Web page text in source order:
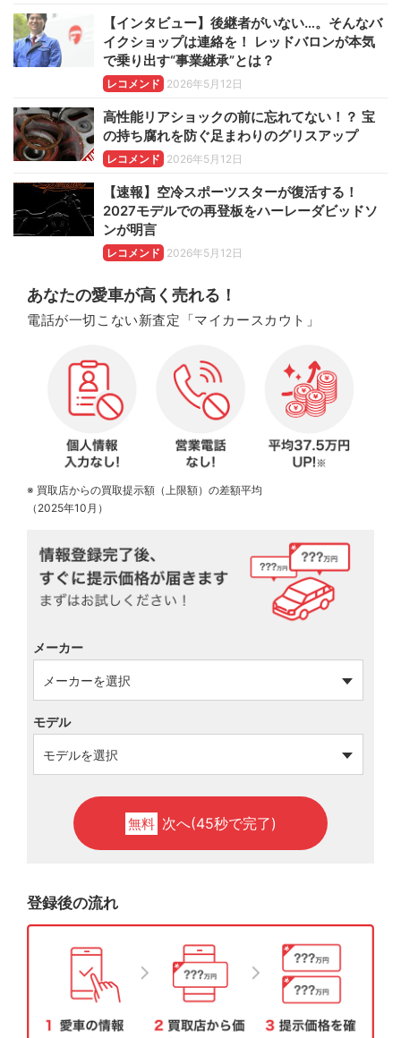
【インタビュー】後継者がいない…。そんなバ
イクショップは連絡を！ レッドバロンが本気
で乗り出す“事業継承”とは？
レコメンド 2026年5月12日
高性能リアショックの前に忘れてない！？ 宝
の持ち腐れを防ぐ足まわりのグリスアップ
レコメンド 2026年5月12日
【速報】空冷スポーツスターが復活する！
2027モデルでの再登板をハーレーダビッドソ
ンが明言
レコメンド 2026年5月12日
あなたの愛車が高く売れる！
電話が一切こない新査定「マイカースカウト」
※ 買取店からの買取提示額（上限額）の差額平均
（2025年10月）
メーカー
モデル
無料 次へ(45秒で完了)
登録後の流れ